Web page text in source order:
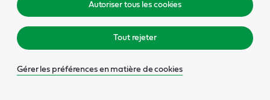
Autoriser tous les cookies
Tout rejeter
Gérer les préférences en matière de cookies